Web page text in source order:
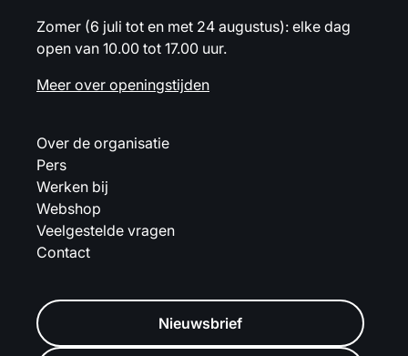
Zomer (6 juli tot en met 24 augustus): elke dag
open van 10.00 tot 17.00 uur.
Meer over openingstijden
Over de organisatie
Pers
Werken bij
Webshop
Veelgestelde vragen
Contact
Nieuwsbrief